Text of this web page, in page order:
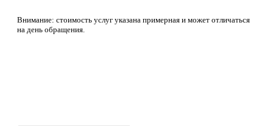
Внимание: стоимость услуг указана примерная и может отличаться
на день обращения.